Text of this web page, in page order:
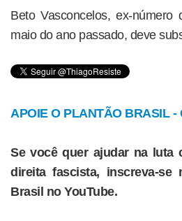
Beto Vasconcelos, ex-
maio do ano passado, deve
APOIE O PLANTÃO BRASIL -
Se você quer ajudar na luta
direita fascista, inscreva-se
Brasil no YouTube.